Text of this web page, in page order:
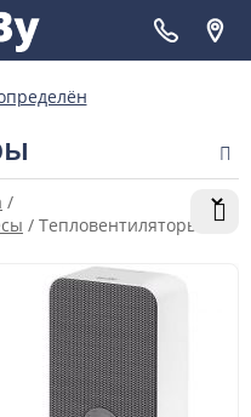
/
/ Тепловентиляторы